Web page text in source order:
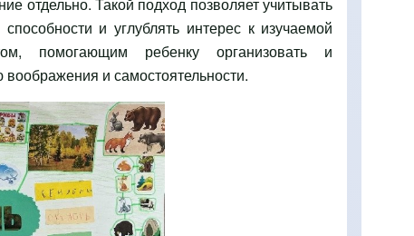
отдельно. Такой подход позволяет учитывать
и углублять интерес к изучаемой
помогающим ребенку организовать и
и самостоятельности.